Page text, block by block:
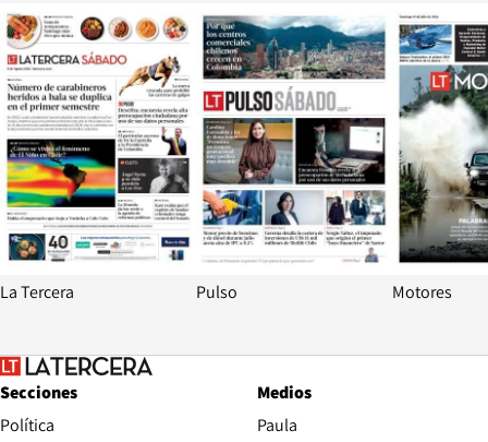
Opens in new window
La Tercera
Opens in
Pulso Motores
Secciones
Política
Medios
Paula